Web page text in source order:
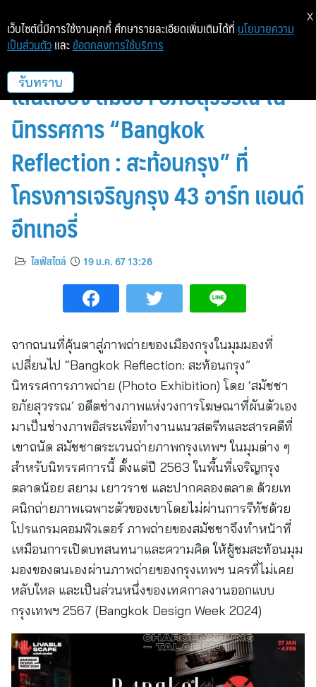
มองกรุงเทพฯ ในมุมที่แตกต่างผ่าน
เลนส์ของ สมัชชา อภัยสุวรรณ ใน
นิทรรศการ “Bangkok
Reflection : สะท้อนกรุง” ที่
โครงการเจริญกรุง 43 อาร์ท แอนด์
อีทเทอรี่
ไลฟ์สไตล์ 19 ม.ค. 67 13:26
จากถนนที่คุ้นตาสู่ภาพถ่ายของเมืองกรุงในมุมมองที่
เปลี่ยนไป “Bangkok Reflection: สะท้อนกรุง”
นิทรรศการภาพถ่าย (Photo Exhibition) โดย ‘สมัชชา
อภัยสุวรรณ’ อดีตช่างภาพแห่งวงการโฆษณาที่ผันตัวเอง
มาเป็นช่างภาพอิสระเพื่อทำงานแนวสตรีทและสารคดีที่
เขาถนัด สมัชชาตระเวนถ่ายภาพกรุงเทพฯ ในมุมต่าง ๆ
สำหรับนิทรรศการนี้ ตั้งแต่ปี 2563 ในพื้นที่เจริญกรุง
ตลาดน้อย สยาม เยาวราช และปากคลองตลาด ด้วยเท
คนิกถ่ายภาพเฉพาะตัวของเขาโดยไม่ผ่านการรีทัชด้วย
โปรแกรมคอมพิวเตอร์ ภาพถ่ายของสมัชชาจึงทำหน้าที่
เหมือนการเปิดบทสนทนาและความคิด ให้ผู้ชมสะท้อนมุม
มองของตนเองผ่านภาพถ่ายของกรุงเทพฯ นครที่ไม่เคย
หลับใหล และเป็นส่วนหนึ่งของเทศกาลงานออกแบบ
กรุงเทพฯ 2567 (Bangkok Design Week 2024)
เว็บไซต์นี้มีการใช้งานคุกกี้ ศึกษารายละเอียดเพิ่มเติมได้ที่ นโยบายความ
เป็นส่วนตัว และ ข้อตกลงการใช้บริการ
รับทราบ
X